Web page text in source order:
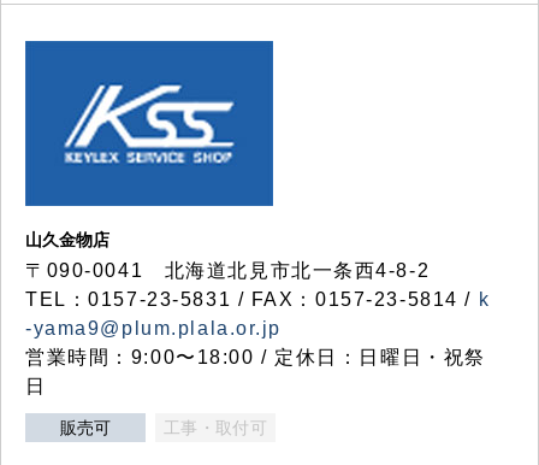
山久金物店
〒090-0041 北海道北見市北一条西4-8-2
TEL：0157-23-5831 / FAX：0157-23-5814 / k
-yama9@plum.plala.or.jp
営業時間：9:00〜18:00 / 定休日：日曜日・祝祭
日
販売可 工事・取付可